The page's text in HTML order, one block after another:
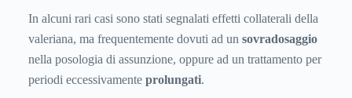
In alcuni rari casi sono stati segnalati effetti collaterali della
valeriana, ma frequentemente dovuti ad un sovradosaggio
nella posologia di assunzione, oppure ad un trattamento per
periodi eccessivamente prolungati.